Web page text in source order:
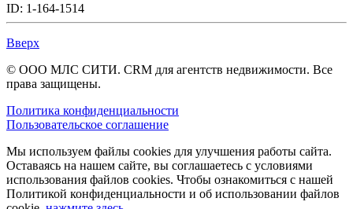
ID: 1-164-1514
Вверх
© ООО МЛС СИТИ. CRM для агентств недвижимости. Все
права защищены.
Политика конфиденциальности
Пользовательское соглашение
Мы используем файлы cookies для улучшения работы сайта.
Оставаясь на нашем сайте, вы соглашаетесь с условиями
использования файлов cookies. Чтобы ознакомиться с нашей
Политикой конфиденциальности и об использовании файлов